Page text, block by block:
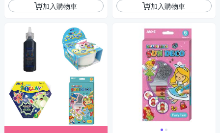
加入購物車 加入購物車